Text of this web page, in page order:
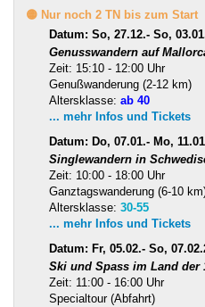
🟡 Nur noch 2 TN bis zum Start
Datum: So, 27.12.- So,
Genusswandern auf
Zeit: 15:10 - 12:00 Uhr
Genußwanderung (2-12 km)
Altersklasse: ab 40
... mehr Infos und Tickets
Datum: Do, 07.01.- Mo,
Singlewandern in
Zeit: 10:00 - 18:00 Uhr
Ganztagswanderung (6-10
Altersklasse: 30-55
... mehr Infos und Tickets
Datum: Fr, 05.02.- So,
Ski und Spass im Land der
Zeit: 11:00 - 16:00 Uhr
Specialtour (Abfahrt)